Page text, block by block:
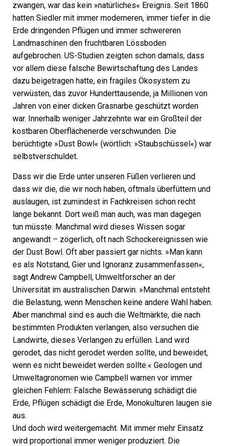
zwangen, war das kein »natürliches« Ereignis. Seit 1860
hatten Siedler mit immer moderneren, immer tiefer in die
Erde dringenden Pflügen und immer schwereren
Landmaschinen den fruchtbaren Lössboden
aufgebrochen. US-Studien zeigten schon damals, dass
vor allem diese falsche Bewirtschaftung des Landes
dazu beigetragen hatte, ein fragiles Ökosystem zu
verwüsten, das zuvor Hunderttausende, ja Millionen von
Jahren von einer dicken Grasnarbe geschützt worden
war. Innerhalb weniger Jahrzehnte war ein Großteil der
kostbaren Oberflächenerde verschwunden. Die
berüchtigte »Dust Bowl« (wörtlich: »Staubschüssel«) war
selbstverschuldet.
Dass wir die Erde unter unseren Füßen verlieren und
dass wir die, die wir noch haben, oftmals überfüttern und
auslaugen, ist zumindest in Fachkreisen schon recht
lange bekannt. Dort weiß man auch, was man dagegen
tun müsste. Manchmal wird dieses Wissen sogar
angewandt – zögerlich, oft nach Schockereignissen wie
der Dust Bowl. Oft aber passiert gar nichts. »Man kann
es als Notstand, Gier und Ignoranz zusammenfassen«,
sagt Andrew Campbell, Umweltforscher an der
Universität im australischen Darwin. »Manchmal entsteht
die Belastung, wenn Menschen keine andere Wahl haben.
Aber manchmal sind es auch die Weltmärkte, die nach
bestimmten Produkten verlangen, also versuchen die
Landwirte, dieses Verlangen zu erfüllen. Land wird
gerodet, das nicht gerodet werden sollte, und beweidet,
wenn es nicht beweidet werden sollte.« Geologen und
Umweltagronomen wie Campbell warnen vor immer
gleichen Fehlern: Falsche Bewässerung schädigt die
Erde, Pflügen schädigt die Erde, Monokulturen laugen sie
aus.
Und doch wird weitergemacht. Mit immer mehr Einsatz
wird proportional immer weniger produziert. Die